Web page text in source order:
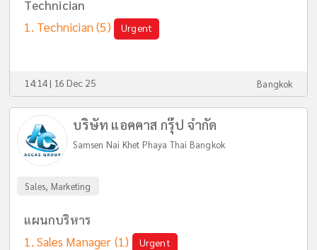
Technician
Technician(5) Urgent
14:14 | 16 Dec 25 Bangkok
บริษัท แอคคาส กรุ๊ป จำกัด
Samsen Nai Khet Phaya Thai Bangkok
Sales, Marketing
แผนกบริหาร
Sales Manager (1) Urgent